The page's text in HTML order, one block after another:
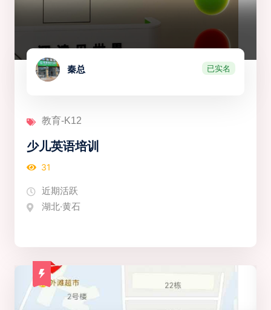
秦总 已实名
教育-K12
少儿英语培训
31
近期活跃
湖北·黄石